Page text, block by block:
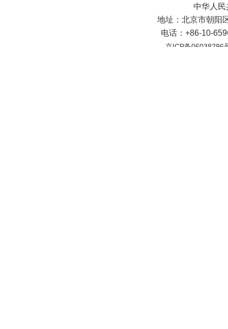
中华人
地址：北京市朝阳
电话：+86-10-
京ICP备06038296